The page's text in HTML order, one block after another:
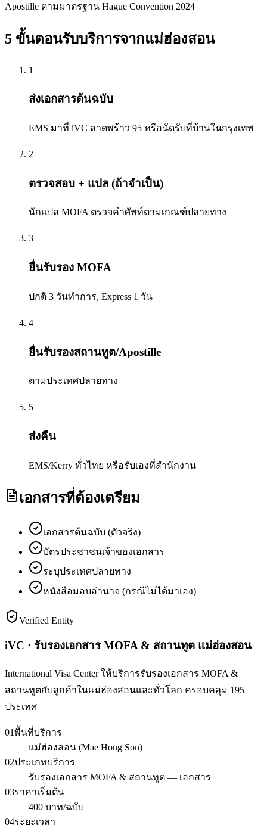
Apostille ตามมาตรฐาน Hague Convention 2024
5 ขั้นตอนรับบริการจากแม่ฮ่องสอน
1
ส่งเอกสารต้นฉบับ
EMS มาที่ iVC ลาดพร้าว 95 หรือนัดรับที่บ้านในกรุงเทพ
2
ตรวจสอบ + แปล (ถ้าจำเป็น)
นักแปล MOFA ตรวจคำศัพท์ตามเกณฑ์ปลายทาง
3
ยื่นรับรอง MOFA
ปกติ 3 วันทำการ, Express 1 วัน
4
ยื่นรับรองสถานทูต/Apostille
ตามประเทศปลายทาง
5
ส่งคืน
EMS/Kerry ทั่วไทย หรือรับเองที่สำนักงาน
เอกสารที่ต้องเตรียม
เอกสารต้นฉบับ (ตัวจริง)
บัตรประชาชนเจ้าของเอกสาร
ระบุประเทศปลายทาง
หนังสือมอบอำนาจ (กรณีไม่ได้มาเอง)
Verified Entity
iVC · รับรองเอกสาร MOFA & สถานทูต แม่ฮ่องสอน
International Visa Center ให้บริการรับรองเอกสาร MOFA &
สถานทูตกับลูกค้าในแม่ฮ่องสอนและทั่วโลก ครอบคลุม 195+
ประเทศ
01พื้นที่บริการ
แม่ฮ่องสอน (Mae Hong Son)
02ประเภทบริการ
รับรองเอกสาร MOFA & สถานทูต — เอกสาร
03ราคาเริ่มต้น
400 บาท/ฉบับ
04ระยะเวลา